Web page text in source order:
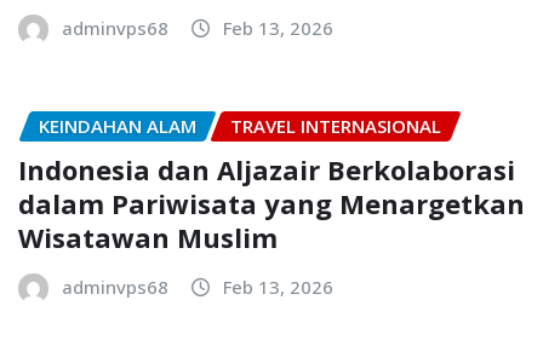
adminvps68 Feb 13, 2026
KEINDAHAN ALAM TRAVEL INTERNASIONAL
Indonesia dan Aljazair Berkolaborasi
dalam Pariwisata yang Menargetkan
Wisatawan Muslim
adminvps68 Feb 13, 2026